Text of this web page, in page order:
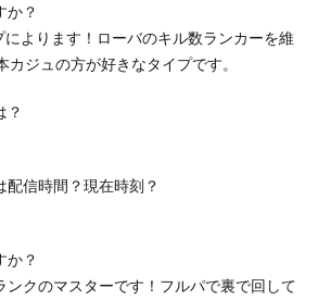
か？
よります！ローバのキル数ランカーを維
ジュの方が好きなタイプです。
？
信時間？現在時刻？
か？
クのマスターです！フルパで裏で回して